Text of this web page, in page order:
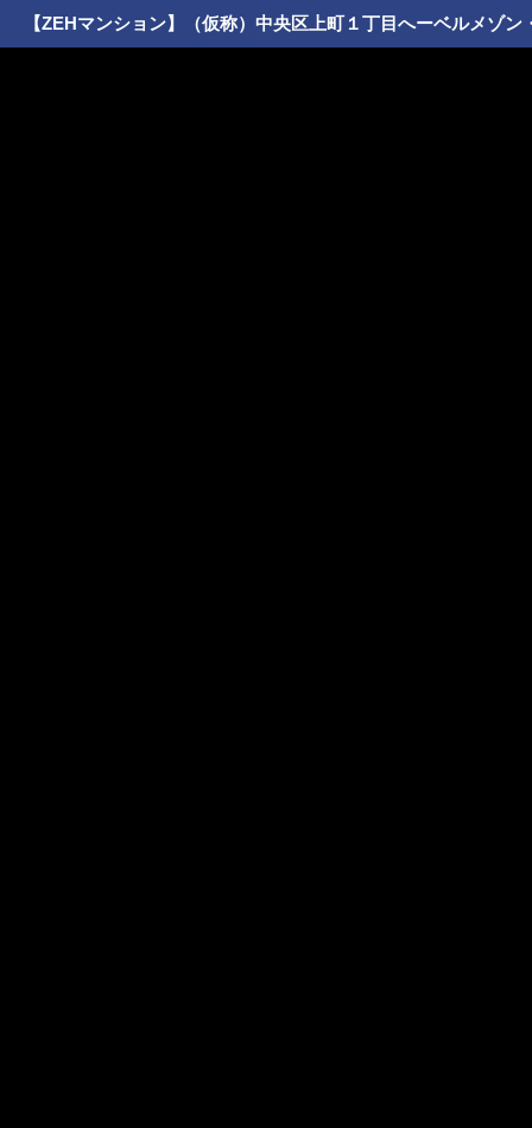
【ZEHマンション】（仮称）中央区上町１丁目へーベルメゾ